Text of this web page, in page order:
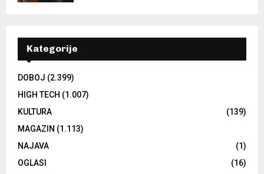
Kategorije
DOBOJ (2.399)
HIGH TECH (1.007)
KULTURA
(139)
MAGAZIN (1.113)
NAJAVA
(1)
OGLASI
(16)